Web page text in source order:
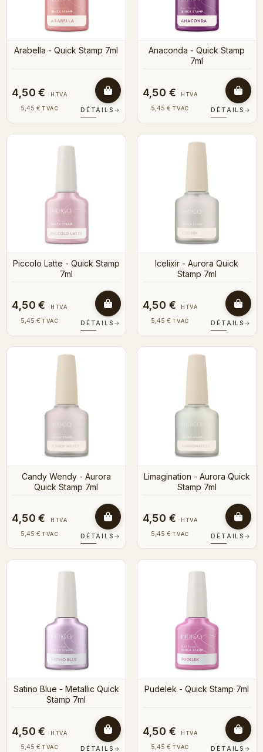
Arabella - Quick Stamp 7ml
4,50 € HTVA
5,45 € TVAC DÉTAILS →
Anaconda - Quick Stamp
7ml
4,50 € HTVA
5,45 € TVAC DÉTAILS →
Piccolo Latte - Quick Stamp
7ml
4,50 € HTVA
5,45 € TVAC DÉTAILS →
Icelixir - Aurora Quick
Stamp 7ml
4,50 € HTVA
5,45 € TVAC DÉTAILS →
Candy Wendy - Aurora
Quick Stamp 7ml
4,50 € HTVA
5,45 € TVAC DÉTAILS →
Limagination - Aurora Quick
Stamp 7ml
4,50 € HTVA
5,45 € TVAC DÉTAILS →
Satino Blue - Metallic Quick
Stamp 7ml
4,50 € HTVA
5,45 € TVAC DÉTAILS →
Pudelek - Quick Stamp 7ml
4,50 € HTVA
5,45 € TVAC DÉTAILS →